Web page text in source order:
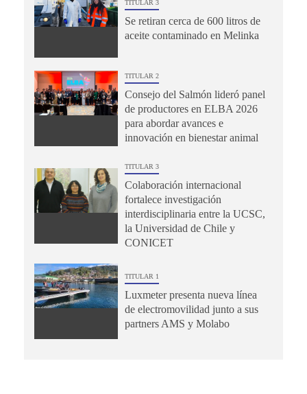
TITULAR 3
Se retiran cerca de 600 litros de
aceite contaminado en Melinka
TITULAR 2
Consejo del Salmón lideró panel
de productores en ELBA 2026
para abordar avances e
innovación en bienestar animal
TITULAR 3
Colaboración internacional
fortalece investigación
interdisciplinaria entre la UCSC,
la Universidad de Chile y
CONICET
TITULAR 1
Luxmeter presenta nueva línea
de electromovilidad junto a sus
partners AMS y Molabo